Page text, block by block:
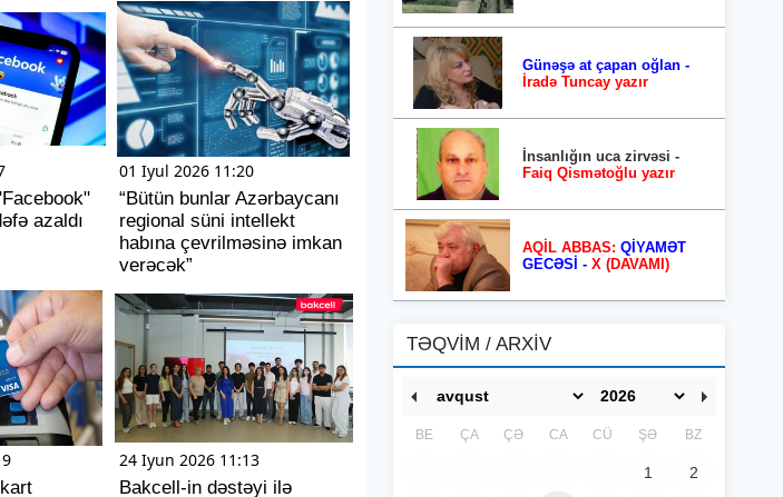
azaldı
01 Iyul 2026 11:20
“Bütün bunlar Azərbaycanı
regional süni intellekt
habına çevrilməsinə imkan
verəcək”
24 Iyun 2026 11:13
Bakcell-in dəstəyi ilə
Günəşə at çapan oğlan -
İradə Tuncay yazır
İnsanlığın uca zirvəsi -
Faiq Qismətoğlu yazır
AQİL ABBAS: QİYAMƏT
GECƏSİ - X (DAVAMI)
TƏQVİM / ARXİV
BE ÇA ÇƏ CA CÜ ŞƏ BZ
1 2